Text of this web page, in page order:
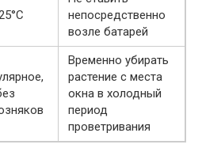
непосредственно
возле батарей
Временно убирать
растение с места
окна в холодный
период
проветривания